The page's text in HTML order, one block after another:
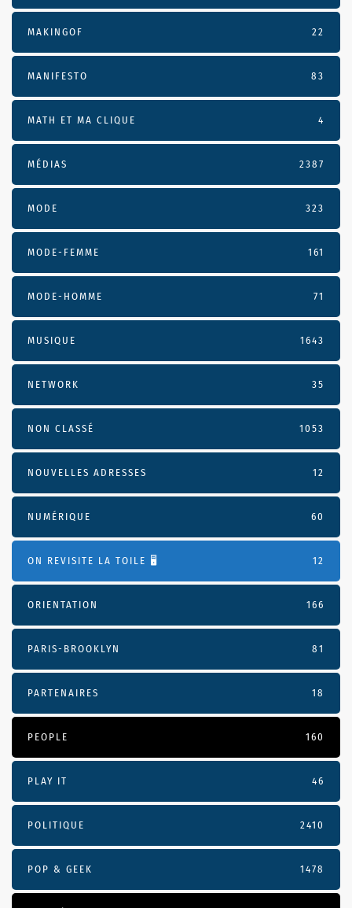
MAKINGOF 22
MANIFESTO 83
MATH ET MA CLIQUE 4
MÉDIAS 2387
MODE 323
MODE-FEMME 161
MODE-HOMME 71
MUSIQUE 1643
NETWORK 35
NON CLASSÉ 1053
NOUVELLES ADRESSES 12
NUMÉRIQUE 60
ON REVISITE LA TOILE 🖥️ 12
ORIENTATION 166
PARIS-BROOKLYN 81
PARTENAIRES 18
PEOPLE 160
PLAY IT 46
POLITIQUE 2410
POP & GEEK 1478